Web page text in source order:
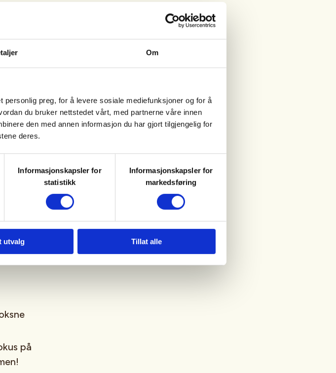
Om
preg, for å levere sosiale mediefunksjoner og for å
du bruker nettstedet vårt, med partnerne våre innen
den med annen informasjon du har gjort tilgjengelig for
deres.
Informasjonskapsler for
statistikk
Informasjonskapsler for
markedsføring
utvalg Tillat alle
gå i
på